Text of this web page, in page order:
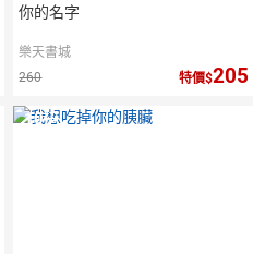
你的名字
樂天書城
260
特價 205
10倍